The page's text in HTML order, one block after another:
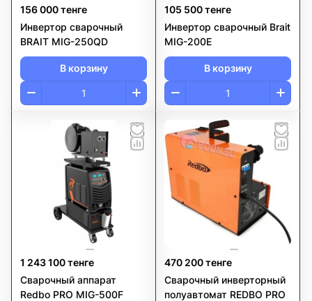
156 000 тенге
Инвертор сварочный
BRAIT MIG-250QD
В корзину
105 500 тенге
Инвертор сварочный Brait
MIG-200E
В корзину
1 243 100 тенге
Сварочный аппарат
Redbo PRO MIG-500F
470 200 тенге
Сварочный инверторный
полуавтомат REDBO PRO